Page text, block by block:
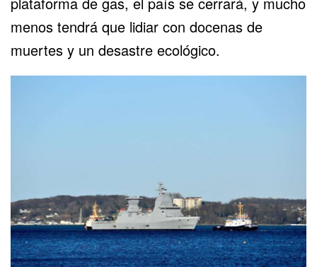
menos tendrá que lidiar con docenas de
muertes y un desastre ecológico.